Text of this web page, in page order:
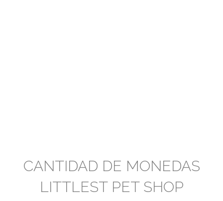
CANTIDAD DE MONEDAS
LITTLEST PET SHOP